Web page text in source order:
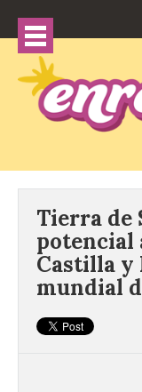
Tierra de
potencial
Castilla y
mundial